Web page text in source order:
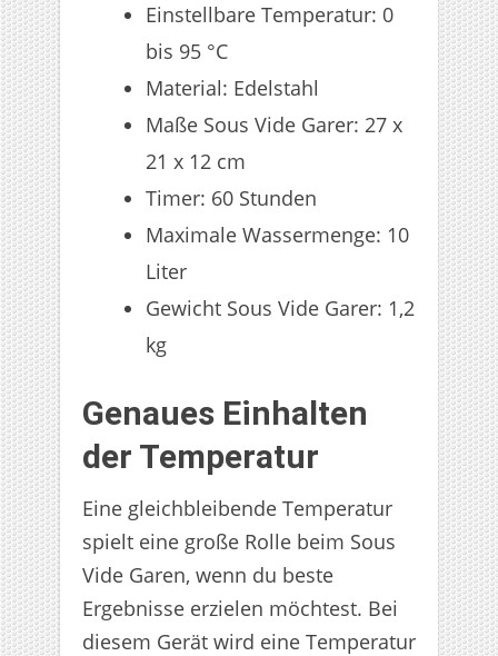
Einstellbare Temperatur: 0
bis 95 °C
Material: Edelstahl
Maße Sous Vide Garer: 27 x
21 x 12 cm
Timer: 60 Stunden
Maximale Wassermenge: 10
Liter
Gewicht Sous Vide Garer: 1,2
kg
Genaues Einhalten
der Temperatur
Eine gleichbleibende Temperatur
spielt eine große Rolle beim Sous
Vide Garen, wenn du beste
Ergebnisse erzielen möchtest. Bei
diesem Gerät wird eine Temperatur